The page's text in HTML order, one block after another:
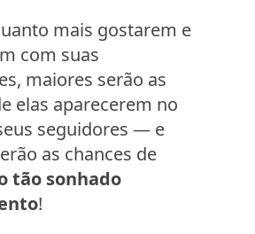
mais gostarem e
com suas
maiores serão as
elas aparecerem no
seguidores — e
as chances de
tão sonhado
!